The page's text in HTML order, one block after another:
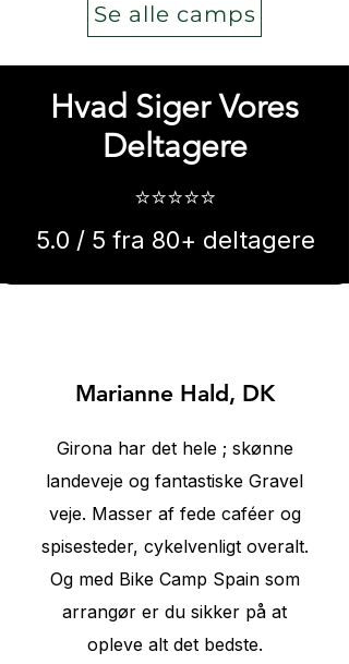
Se alle camps
Hvad Siger Vores
Deltagere
⭐⭐⭐⭐⭐
5.0 / 5 fra 80+ deltagere
Marianne Hald, DK
Girona har det hele ; skønne
landeveje og fantastiske Gravel
veje. Masser af fede caféer og
spisesteder, cykelvenligt overalt.
Og med Bike Camp Spain som
arrangør er du sikker på at
opleve alt det bedste.